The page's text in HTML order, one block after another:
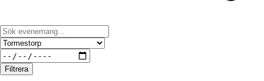
Filtrera